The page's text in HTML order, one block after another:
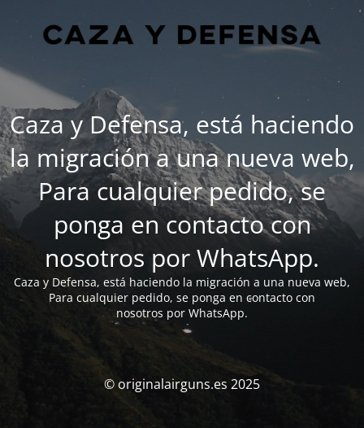
Caza y Defensa, está haciendo
la migración a una nueva web,
Para cualquier pedido, se
ponga en contacto con
nosotros por WhatsApp.
Caza y Defensa, está haciendo la migración a una nueva web,
Para cualquier pedido, se ponga en contacto con
nosotros por WhatsApp.
© originalairguns.es 2025